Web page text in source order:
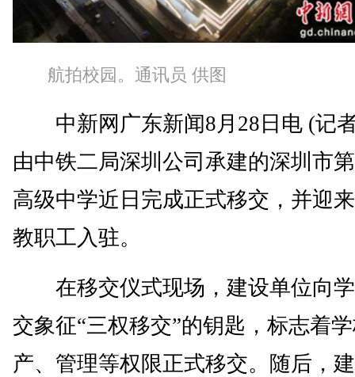
航拍校园。通讯员 供图
中新网广东新闻8月28日电 (记
由中铁二局深圳公司承建的深圳市
高级中学近日完成正式移交，并迎
教职工入驻。
在移交仪式现场，建设单位向
交象征“三权移交”的钥匙，标志着
产、管理等权限正式移交。随后，